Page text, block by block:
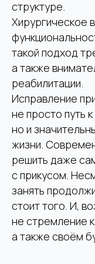
структуре.
Хирургическое
такой подход
а также
реабилитации.
Исправление
не просто путь
но и
жизни.
решить даже
с прикусом.
занять
стоит того. И,
не стремление
а также своём
Планируя приехать к нам
воспользоваться
территории клиники,
администратору и вам
+7 (495) 953-11-11
Клиника
ПН-СБ: 09:00 – 20:30
ВС — выходной